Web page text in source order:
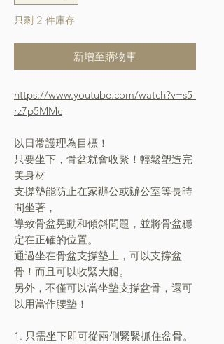
只剩 2 件庫存
新增至購物車
https://www.youtube.com/watch?v=s5-
rz7p5MMc
以日常護理為目標！
只要坐下，骨盆就會收緊！輕鬆塑造完
美身材
支撐墊能防止在家辦公或辦公室等長時
間坐著，
導致骨盆晃動和傾斜問題，並將骨盆穩
定在正確的位置。
通過坐在骨盆支撐墊上，可以支撐盆
骨！而且可以收緊大腿。
另外，不僅可以當坐墊支撐盆骨，還可
以用當作腰墊！
1. 只需坐下即可從兩側緊緊抓住盆骨。